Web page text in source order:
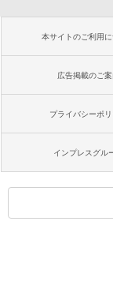
本サイトのご利用
広告掲載のご案
プライバシーポ
インプレスグル